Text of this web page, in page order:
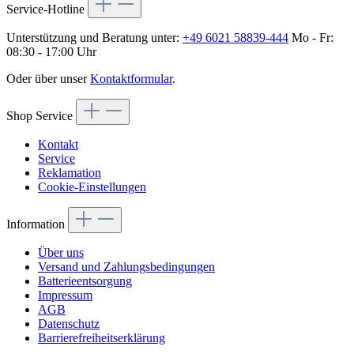
Service-Hotline
Unterstützung und Beratung unter: +49 6021 58839-444 Mo - Fr:
08:30 - 17:00 Uhr
Oder über unserKontaktformular.
Shop Service
Kontakt
Service
Reklamation
Cookie-Einstellungen
Information
Über uns
Versand und Zahlungsbedingungen
Batterieentsorgung
Impressum
AGB
Datenschutz
Barrierefreiheitserklärung